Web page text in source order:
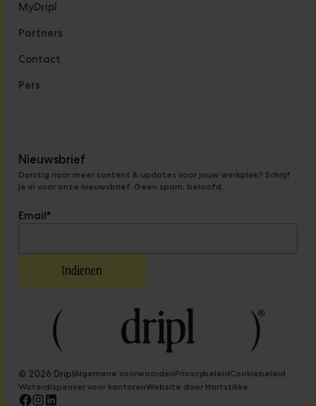
MyDripl
Partners
Contact
Pers
Nieuwsbrief
Dorstig naar meer content & updates voor jouw werkplek? Schrijf
je in voor onze nieuwsbrief. Geen spam, beloofd.
Email*
© 2026 DriplAlgemene voorwaardenPrivacybeleidCookiebeleid
Waterdispenser voor kantorenWebsite door Hartstikke